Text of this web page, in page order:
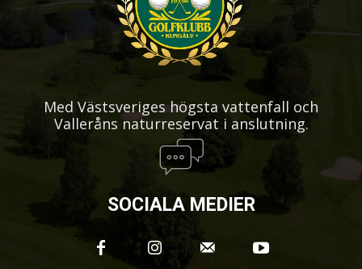
Med Västsveriges högsta vattenfall och
Valleråns naturreservat i anslutning.
SOCIALA MEDIER